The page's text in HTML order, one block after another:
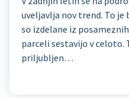
uveljavlja nov trend. To je
so izdelane iz
parceli sestavijo v celoto.
priljubljen…